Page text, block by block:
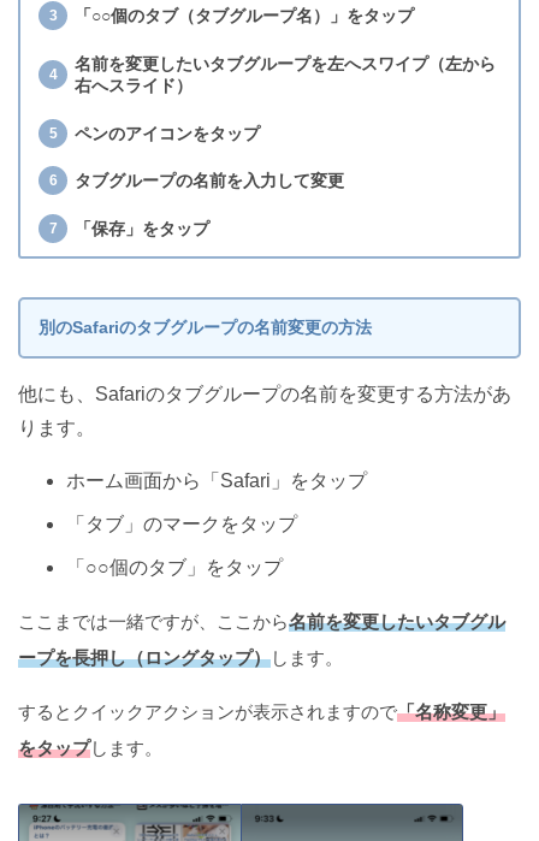
「○○個のタブ（タブグループ名）」をタップ
名前を変更したいタブグループを左へスワイプ（左から
右へスライド）
ペンのアイコンをタップ
タブグループの名前を入力して変更
「保存」をタップ
別のSafariのタブグループの名前変更の方法
他にも、Safariのタブグループの名前を変更する方法があ
ります。
ホーム画面から「Safari」をタップ
「タブ」のマークをタップ
「○○個のタブ」をタップ
ここまでは一緒ですが、ここから名前を変更したいタブグル
ープを長押し（ロングタップ）します。
するとクイックアクションが表示されますので「名称変更」
をタップします。